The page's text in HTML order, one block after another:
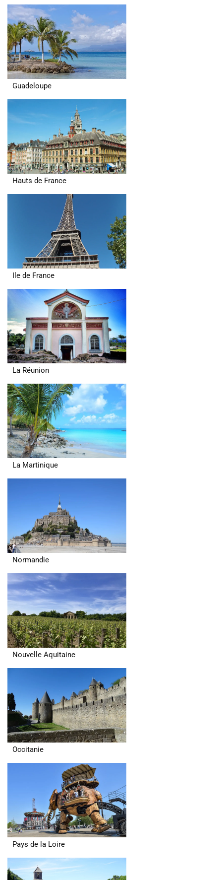
Guadeloupe
Hauts de France
Ile de France
La Réunion
La Martinique
Normandie
Nouvelle Aquitaine
Occitanie
Pays de la Loire